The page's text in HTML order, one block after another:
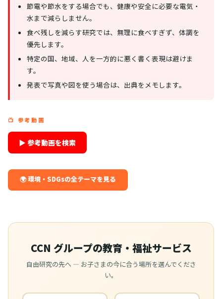
節電や節水をする場合でも、健康や安全に必要な電気・
水まで減らしません。
食べ残しを減らす研究では、無理に食べすぎず、体調を
優先します。
特定の国、地域、人を一方的に悪く書く表現は避けま
す。
発表で写真や図を使う場合は、出典をメモします。
📺 参考動画
▶ 参考動画を検索
🌍 環境・SDGsの全テーマを見る
CCN グループの教育・福祉サービス
自由研究の先へ — お子さまの今に合う場所を選んでくださ
い。